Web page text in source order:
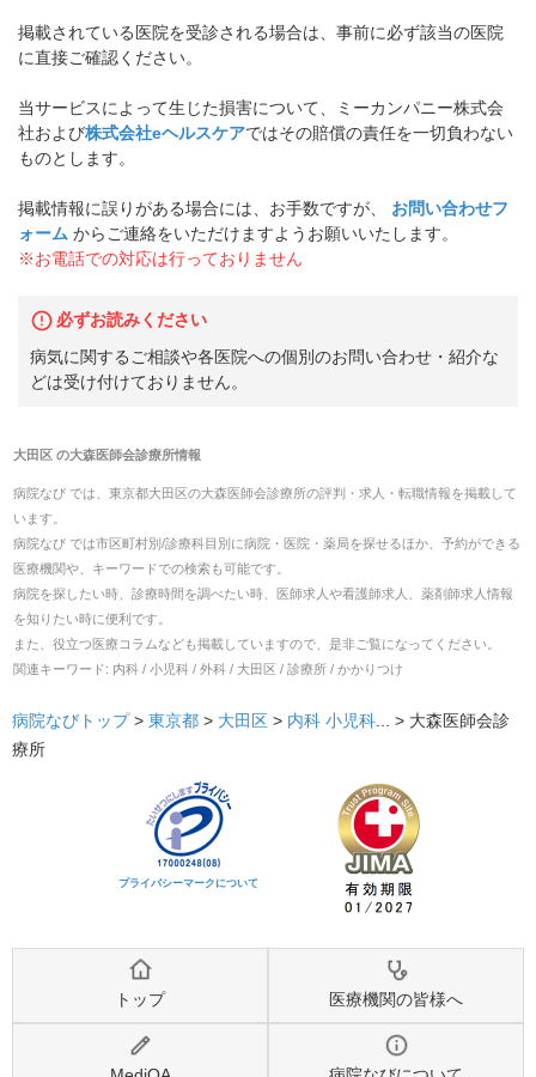
掲載されている医院を受診される場合は、事前に必ず該当の医院
に直接ご確認ください。
当サービスによって生じた損害について、ミーカンパニー株式会
社および株式会社eヘルスケアではその賠償の責任を一切負わない
ものとします。
掲載情報に誤りがある場合には、お手数ですが、
お問い合わせフ
ォーム からご連絡をいただけますようお願いいたします。
※お電話での対応は行っておりません
必ずお読みください
病気に関するご相談や各医院への個別のお問い合わせ・紹介な
どは受け付けておりません。
大田区の大森医師会診療所情報
病院なび では、 東京都大田区の大森医師会診療所の評判・求人・転職情報を掲載して
います。
病院なび では市区町村別/診療科目別に病院・医院・薬局を探せるほか、予約ができる
医療機関や、キーワードでの検索も可能です。
病院を探したい時、診療時間を調べたい時、医師求人や看護師求人、薬剤師求人情報
を知りたい時に便利です。
また、役立つ医療コラムなども掲載していますので、是非ご覧になってください。
関連キーワード: 内科 / 小児科 / 外科 / 大田区 / 診療所 / かかりつけ
病院なびトップ> 東京都 > 大田区 > 内科 小児科 ... > 大森医師会診
療所
プライバシーマークについて
トップ 医療機関の皆様へ